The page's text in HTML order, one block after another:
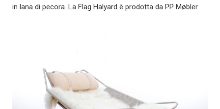
in lana di pecora. La Flag Halyard è prodotta da PP Møbler.